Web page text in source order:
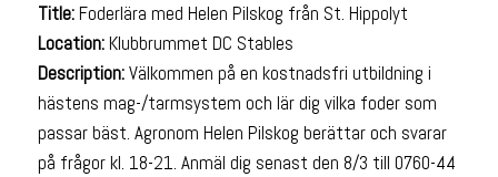
Title:Foderlära med Helen Pilskog från St. Hippolyt
Location:Klubbrummet DC Stables
Description:Välkommen på en kostnadsfri utbildning i
hästens mag-/tarmsystem och lär dig vilka foder som
passar bäst. Agronom Helen Pilskog berättar och svarar
på frågor kl. 18-21. Anmäl dig senast den 8/3 till 0760-44